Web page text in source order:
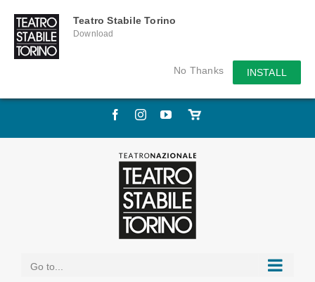
Teatro Stabile Torino
Download
No Thanks INSTALL
Skip
FacebookInstagramYouTube
Store
Go to...